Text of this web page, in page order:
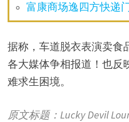
富康商场逸四方快递
据称，车道脱衣表演卖食
各大媒体争相报道！也反
难求生困境。
原文标题：Lucky Devil